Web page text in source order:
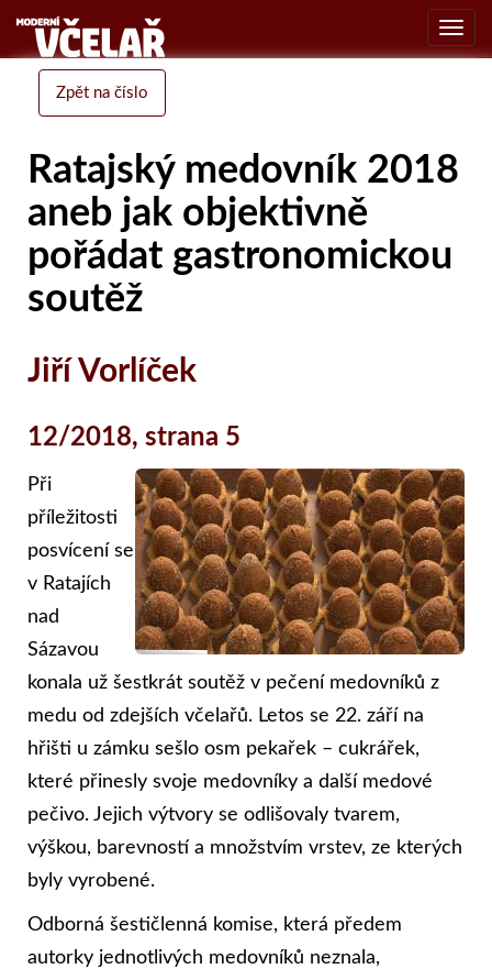
Zpět na číslo
Ratajský medovník 2018
aneb jak objektivně
pořádat gastronomickou
soutěž
Jiří Vorlíček
12/2018, strana 5
Při
příležitosti
posvícení se
v Ratajích
nad
Sázavou
konala už šestkrát soutěž v pečení medovníků z
medu od zdejších včelařů. Letos se 22. září na
hřišti u zámku sešlo osm pekařek – cukrářek,
které přinesly svoje medovníky a další medové
pečivo. Jejich výtvory se odlišovaly tvarem,
výškou, barevností a množstvím vrstev, ze kterých
byly vyrobené.
Odborná šestičlenná komise, která předem
autorky jednotlivých medovníků neznala,